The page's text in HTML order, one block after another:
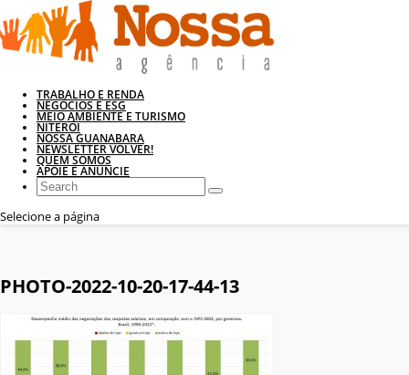
TRABALHO E RENDA
NEGÓCIOS E ESG
MEIO AMBIENTE E TURISMO
NITERÓI
NOSSA GUANABARA
NEWSLETTER VOLVER!
QUEM SOMOS
APOIE E ANUNCIE
Selecione a página
PHOTO-2022-10-20-17-44-13